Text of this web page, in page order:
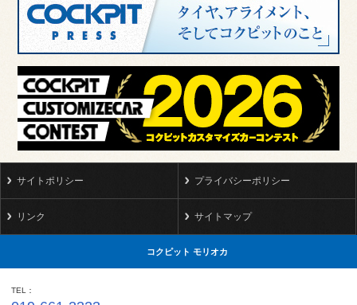
サイトポリシー プライバシーポリシー
リンク サイトマップ
コクピット モリオカ
TEL